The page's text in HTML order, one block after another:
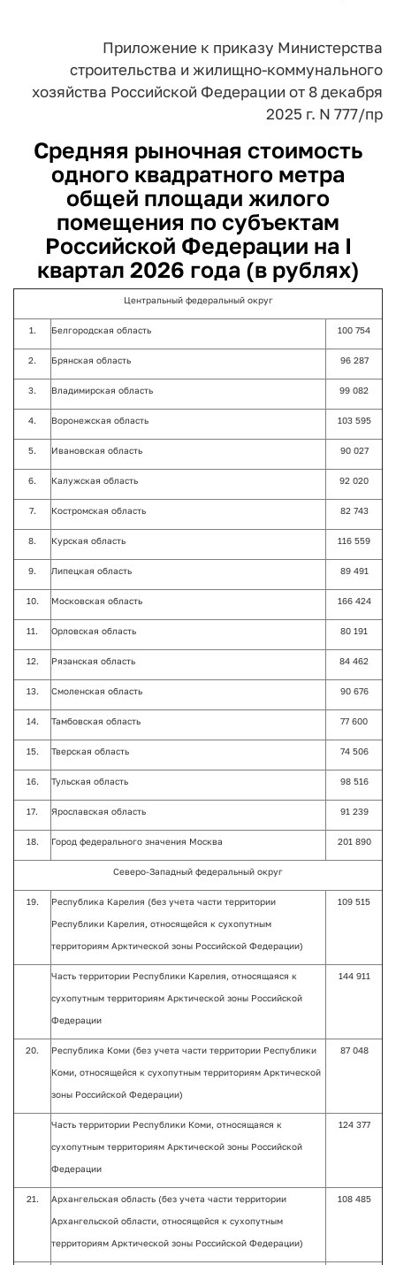
Приложение к приказу Министерства
строительства и жилищно-коммунального
хозяйства Российской Федерации от 8 декабря
2025 г. N 777/пр
Средняя рыночная стоимость
одного квадратного метра
общей площади жилого
помещения по субъектам
Российской Федерации на I
квартал 2026 года (в рублях)
Центральный федеральный округ
1. Белгородская область 100 754
2. Брянская область 96 287
3. Владимирская область 99 082
4. Воронежская область 103 595
5. Ивановская область 90 027
6. Калужская область 92 020
7. Костромская область 82 743
8. Курская область 116 559
9. Липецкая область 89 491
10. Московская область 166 424
11. Орловская область 80 191
12. Рязанская область 84 462
13. Смоленская область 90 676
14. Тамбовская область 77 600
15. Тверская область 74 506
16. Тульская область 98 516
17. Ярославская область 91 239
18. Город федерального значения Москва 201 890
Северо-Западный федеральный округ
19. Республика Карелия (без учета части территории
Республики Карелия, относящейся к сухопутным
территориям Арктической зоны Российской Федерации)
109 515
Часть территории Республики Карелия, относящаяся к
сухопутным территориям Арктической зоны Российской
Федерации
144 911
20. Республика Коми (без учета части территории Республики
Коми, относящейся к сухопутным территориям Арктической
зоны Российской Федерации)
87 048
Часть территории Республики Коми, относящаяся к
сухопутным территориям Арктической зоны Российской
Федерации
124 377
21. Архангельская область (без учета части территории
Архангельской области, относящейся к сухопутным
территориям Арктической зоны Российской Федерации)
108 485